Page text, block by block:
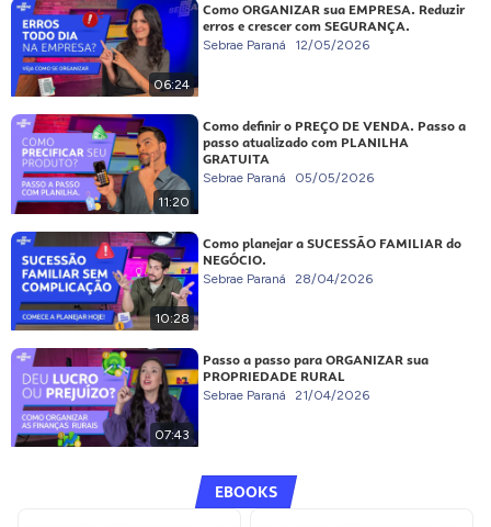
06:24
Como ORGANIZAR sua EMPRESA. Reduzir
erros e crescer com SEGURANÇA.
Sebrae Paraná 12/05/2026
11:20
Como definir o PREÇO DE VENDA. Passo a
passo atualizado com PLANILHA
GRATUITA
Sebrae Paraná 05/05/2026
10:28
Como planejar a SUCESSÃO FAMILIAR do
NEGÓCIO.
Sebrae Paraná 28/04/2026
07:43
Passo a passo para ORGANIZAR sua
PROPRIEDADE RURAL
Sebrae Paraná 21/04/2026
EBOOKS